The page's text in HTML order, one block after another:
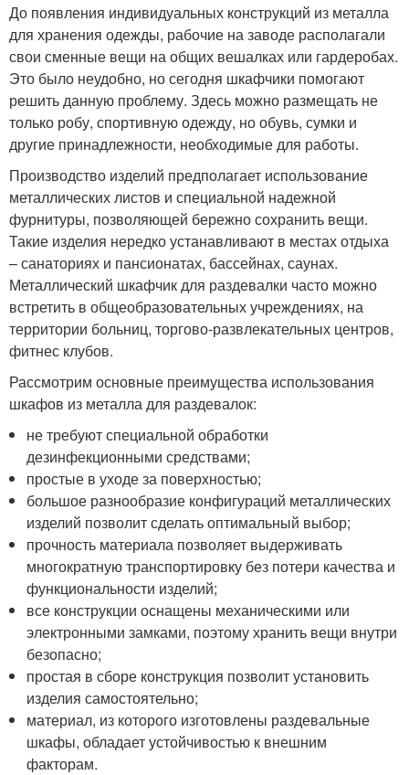
До появления индивидуальных конструкций из металла
для хранения одежды, рабочие на заводе располагали
свои сменные вещи на общих вешалках или гардеробах.
Это было неудобно, но сегодня шкафчики помогают
решить данную проблему. Здесь можно размещать не
только робу, спортивную одежду, но обувь, сумки и
другие принадлежности, необходимые для работы.
Производство изделий предполагает использование
металлических листов и специальной надежной
фурнитуры, позволяющей бережно сохранить вещи.
Такие изделия нередко устанавливают в местах отдыха
– санаториях и пансионатах, бассейнах, саунах.
Металлический шкафчик для раздевалки часто можно
встретить в общеобразовательных учреждениях, на
территории больниц, торгово-развлекательных центров,
фитнес клубов.
Рассмотрим основные преимущества использования
шкафов из металла для раздевалок:
не требуют специальной обработки
дезинфекционными средствами;
простые в уходе за поверхностью;
большое разнообразие конфигураций металлических
изделий позволит сделать оптимальный выбор;
прочность материала позволяет выдерживать
многократную транспортировку без потери качества и
функциональности изделий;
все конструкции оснащены механическими или
электронными замками, поэтому хранить вещи внутри
безопасно;
простая в сборе конструкция позволит установить
изделия самостоятельно;
материал, из которого изготовлены раздевальные
шкафы, обладает устойчивостью к внешним
факторам.